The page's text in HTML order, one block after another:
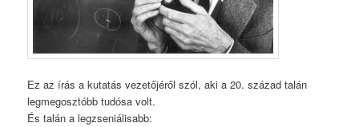
Ez az írás a kutatás vezetőjéről szól, aki a 20. század talán
legmegosztóbb tudósa volt.
És talán a legzseniálisabb: